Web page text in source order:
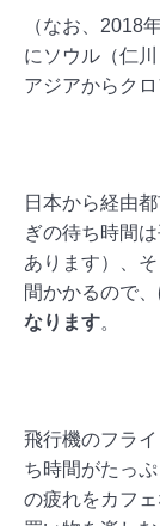
（なお、2018
にソウル（仁
アジアからク
日本から経由
ぎの待ち時間
あります）、
間かかるので、
なります。
飛行機のフラ
ち時間がたっ
の疲れをカフ